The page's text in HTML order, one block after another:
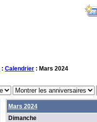
: Calendrier : Mars 2024
Mars 2024
Dimanche